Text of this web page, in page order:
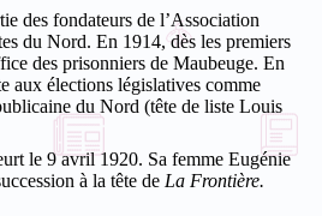
des fondateurs de l’Association
du Nord. En 1914, dès les premiers
des prisonniers de Maubeuge. En
aux élections législatives comme
du Nord (tête de liste Louis
le 9 avril 1920. Sa femme Eugénie
à la tête de La Frontière.